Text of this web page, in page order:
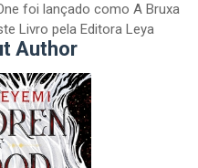
foi lançado como A Bruxa
Livro pela Editora Leya
Author